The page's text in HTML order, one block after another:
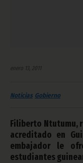
enero 13, 2011
Noticias Gobierno
Filiberto Ntutumu,
acreditado en
embajador le
estudiantes